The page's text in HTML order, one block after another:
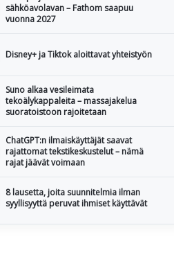
sähköavolavan – Fathom saapuu
vuonna 2027
Disney+ ja Tiktok aloittavat yhteistyön
Suno alkaa vesileimata
tekoälykappaleita – massajakelua
suoratoistoon rajoitetaan
ChatGPT:n ilmaiskäyttäjät saavat
rajattomat tekstikeskustelut – nämä
rajat jäävät voimaan
8 lausetta, joita suunnitelmia ilman
syyllisyyttä peruvat ihmiset käyttävät